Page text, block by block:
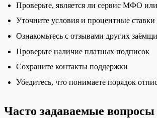
Проверьте, является ли сервис МФО
Уточните условия и процентные ставки
Ознакомьтесь с отзывами других
Проверьте наличие платных подписок
Сохраните контакты поддержки
Убедитесь, что понимаете порядок
Часто задаваемые вопросы